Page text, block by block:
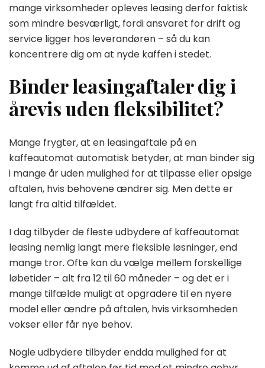
mange virksomheder opleves leasing derfor faktisk
som mindre besværligt, fordi ansvaret for drift og
service ligger hos leverandøren – så du kan
koncentrere dig om at nyde kaffen i stedet.
Binder leasingaftaler dig i
årevis uden fleksibilitet?
Mange frygter, at en leasingaftale på en
kaffeautomat automatisk betyder, at man binder sig
i mange år uden mulighed for at tilpasse eller opsige
aftalen, hvis behovene ændrer sig. Men dette er
langt fra altid tilfældet.
I dag tilbyder de fleste udbydere af kaffeautomat
leasing nemlig langt mere fleksible løsninger, end
mange tror. Ofte kan du vælge mellem forskellige
løbetider – alt fra 12 til 60 måneder – og det er i
mange tilfælde muligt at opgradere til en nyere
model eller ændre på aftalen, hvis virksomheden
vokser eller får nye behov.
Nogle udbydere tilbyder endda mulighed for at